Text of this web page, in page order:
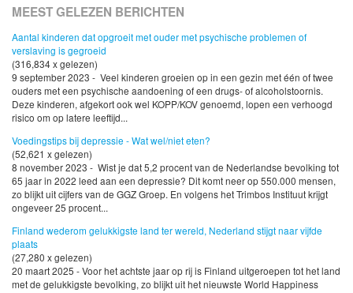
MEEST GELEZEN BERICHTEN
Aantal kinderen dat opgroeit met ouder met psychische problemen of
verslaving is gegroeid
(316,834 x gelezen)
9 september 2023 - Veel kinderen groeien op in een gezin met één of twee
ouders met een psychische aandoening of een drugs- of alcoholstoornis.
Deze kinderen, afgekort ook wel KOPP/KOV genoemd, lopen een verhoogd
risico om op latere leeftijd...
Voedingstips bij depressie - Wat wel/niet eten?
(52,621 x gelezen)
8 november 2023 - Wist je dat 5,2 procent van de Nederlandse bevolking tot
65 jaar in 2022 leed aan een depressie? Dit komt neer op 550.000 mensen,
zo blijkt uit cijfers van de GGZ Groep. En volgens het Trimbos Instituut krijgt
ongeveer 25 procent...
Finland wederom gelukkigste land ter wereld, Nederland stijgt naar vijfde
plaats
(27,280 x gelezen)
20 maart 2025 - Voor het achtste jaar op rij is Finland uitgeroepen tot het land
met de gelukkigste bevolking, zo blijkt uit het nieuwste World Happiness